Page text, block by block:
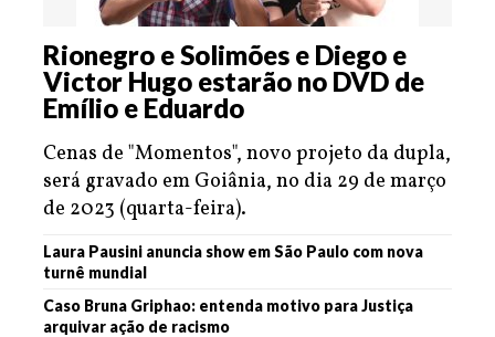
Rionegro e Solimões e Diego e
Victor Hugo estarão no DVD de
Emílio e Eduardo
Cenas de "Momentos", novo projeto da dupla,
será gravado em Goiânia, no dia 29 de março
de 2023 (quarta-feira).
Laura Pausini anuncia show em São Paulo com nova
turnê mundial
Caso Bruna Griphao: entenda motivo para Justiça
arquivar ação de racismo